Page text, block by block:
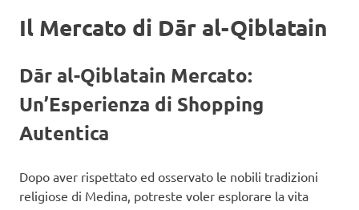
Il Mercato di Dār al-Qiblatain
Dār al-Qiblatain Mercato:
Un’Esperienza di Shopping
Autentica
Dopo aver rispettato ed osservato le nobili tradizioni
religiose di Medina, potreste voler esplorare la vita